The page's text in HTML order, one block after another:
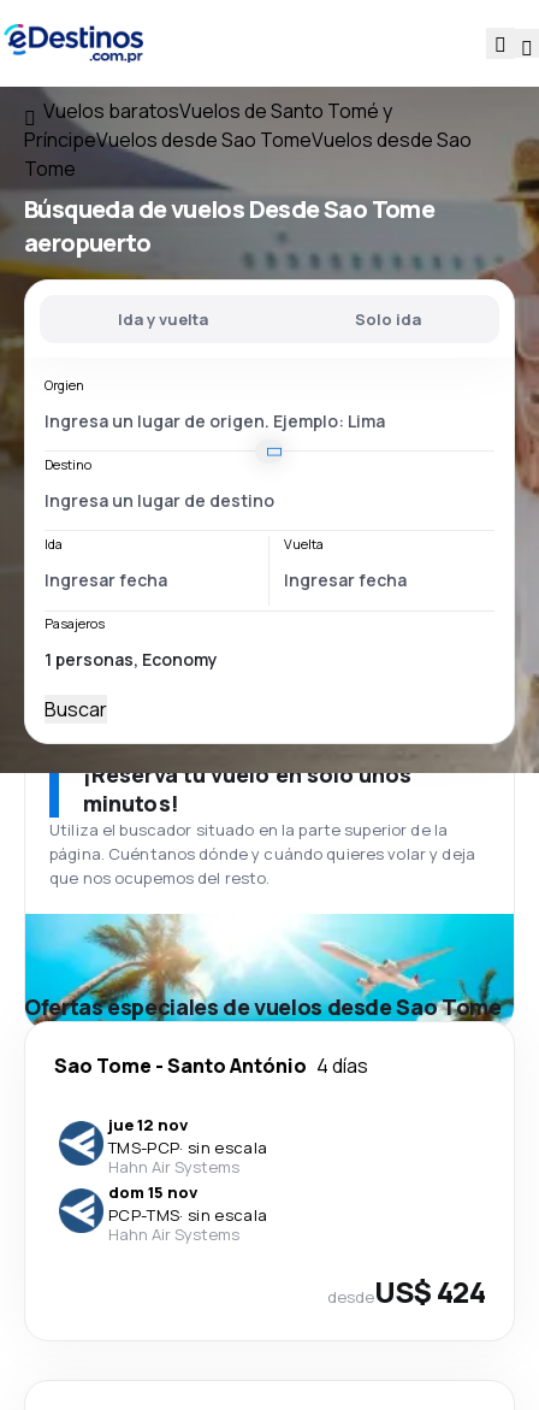
Vuelos baratosVuelos de Santo Tomé y
PríncipeVuelos desde Sao TomeVuelos desde Sao
Tome
Búsqueda de vuelosDesdeSao Tome
aeropuerto
Ida y vuelta Solo ida
Orgien
Destino
Ida Vuelta
Pasajeros
Buscar
¡Reserva tu vuelo en solo unos
minutos!
Utiliza el buscador situado en la parte superior de la
página. Cuéntanos dónde y cuándo quieres volar y deja
que nos ocupemos del resto.
Ofertas especiales de vuelos desde Sao Tome
Sao Tome -Santo António 4 días
jue 12 nov
TMS-PCP· sin escala
Hahn Air Systems
dom 15 nov
PCP-TMS· sin escala
Hahn Air Systems
desdeUS$ 424